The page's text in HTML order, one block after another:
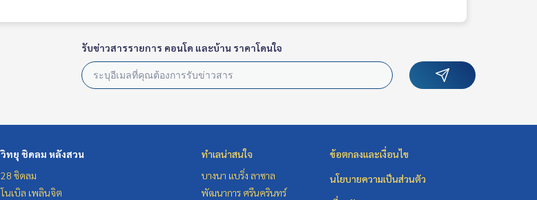
รับข่าวสารรายการ คอนโด และบ้าน ราคาโดนใจ
วิทยุ ชิดลม หลังสวน
28 ชิดลม
โนเบิล เพลินจิต
ทำเลน่าสนใจ
บางนา แบริ่ง ลาซาล
พัฒนาการ ศรีนครินทร์
ข้อตกลงและเงื่อนไข
นโยบายความเป็นส่วนตัว